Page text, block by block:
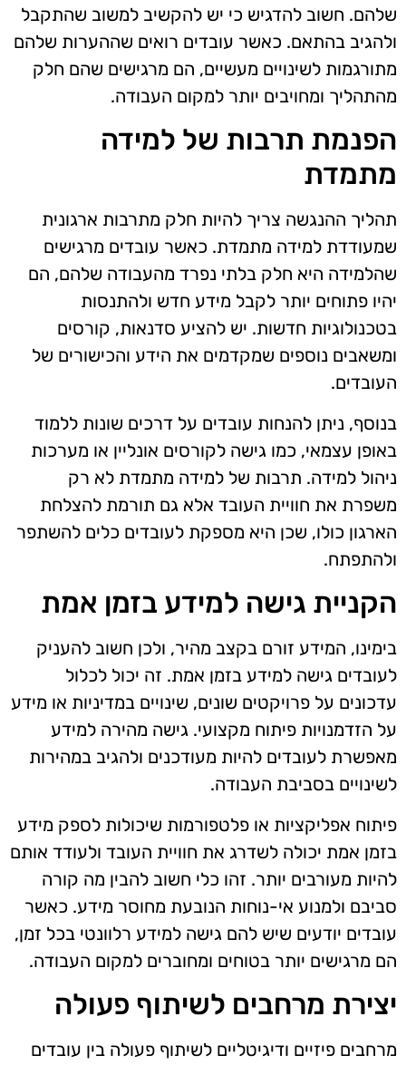
שלהם. חשוב להדגיש כי יש להקשיב למשוב שהתקבל
ולהגיב בהתאם. כאשר עובדים רואים שההערות שלהם
מתורגמות לשינויים מעשיים, הם מרגישים שהם חלק
מהתהליך ומחויבים יותר למקום העבודה.
הפנמת תרבות של למידה
מתמדת
תהליך ההנגשה צריך להיות חלק מתרבות ארגונית
שמעודדת למידה מתמדת. כאשר עובדים מרגישים
שהלמידה היא חלק בלתי נפרד מהעבודה שלהם, הם
יהיו פתוחים יותר לקבל מידע חדש ולהתנסות
בטכנולוגיות חדשות. יש להציע סדנאות, קורסים
ומשאבים נוספים שמקדמים את הידע והכישורים של
העובדים.
בנוסף, ניתן להנחות עובדים על דרכים שונות ללמוד
באופן עצמאי, כמו גישה לקורסים אונליין או מערכות
ניהול למידה. תרבות של למידה מתמדת לא רק
משפרת את חוויית העובד אלא גם תורמת להצלחת
הארגון כולו, שכן היא מספקת לעובדים כלים להשתפר
ולהתפתח.
הקניית גישה למידע בזמן אמת
בימינו, המידע זורם בקצב מהיר, ולכן חשוב להעניק
לעובדים גישה למידע בזמן אמת. זה יכול לכלול
עדכונים על פרויקטים שונים, שינויים במדיניות או מידע
על הזדמנויות פיתוח מקצועי. גישה מהירה למידע
מאפשרת לעובדים להיות מעודכנים ולהגיב במהירות
לשינויים בסביבת העבודה.
פיתוח אפליקציות או פלטפורמות שיכולות לספק מידע
בזמן אמת יכולה לשדרג את חוויית העובד ולעודד אותם
להיות מעורבים יותר. זהו כלי חשוב להבין מה קורה
סביבם ולמנוע אי-נוחות הנובעת מחוסר מידע. כאשר
עובדים יודעים שיש להם גישה למידע רלוונטי בכל זמן,
הם מרגישים יותר בטוחים ומחוברים למקום העבודה.
יצירת מרחבים לשיתוף פעולה
מרחבים פיזיים ודיגיטליים לשיתוף פעולה בין עובדים